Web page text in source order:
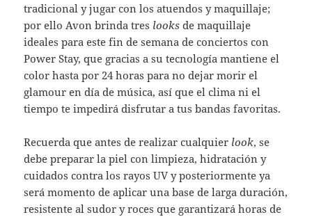
tradicional y jugar con los atuendos y maquillaje;
por ello Avon brinda tres looksde maquillaje
ideales para este fin de semana de conciertos con
Power Stay, que gracias a su tecnología mantiene el
color hasta por 24 horas para no dejar morir el
glamour en día de música, así que el clima ni el
tiempo te impedirá disfrutar a tus bandas favoritas.
Recuerda que antes de realizar cualquier look, se
debe preparar la piel con limpieza, hidratación y
cuidados contra los rayos UV y posteriormente ya
será momento de aplicar una base de larga duración,
resistente al sudor y roces que garantizará horas de